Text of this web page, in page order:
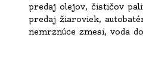
predaj olejov, čističov
predaj žiaroviek,
nemrznúce zmesi, voda